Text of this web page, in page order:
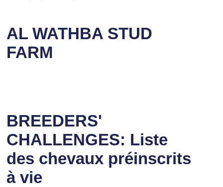
AL WATHBA STUD
FARM
BREEDERS'
CHALLENGES: Liste
des chevaux préinscrits
à vie